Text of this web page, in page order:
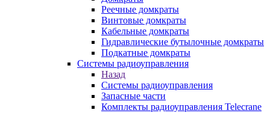
Реечные домкраты
Винтовые домкраты
Кабельные домкраты
Гидравлические бутылочные домкраты
Подкатные домкраты
Системы радиоуправления
Назад
Системы радиоуправления
Запасные части
Комплекты радиоуправления Telecrane